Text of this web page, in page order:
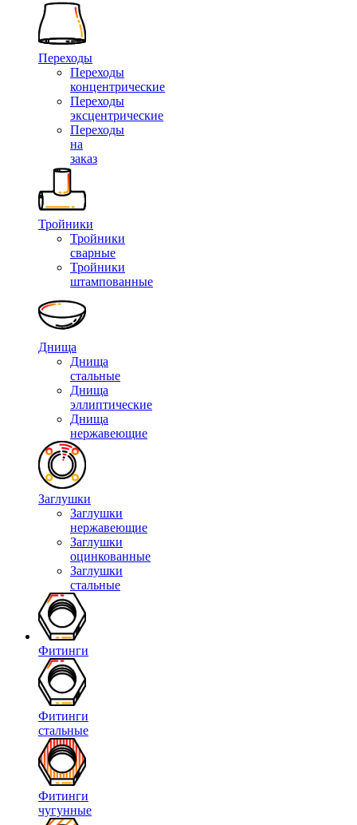
Переходы
Переходы
концентрические
Переходы
эксцентрические
Переходы
на
заказ
Тройники
Тройники
сварные
Тройники
штампованные
Днища
Днища
стальные
Днища
эллиптические
Днища
нержавеющие
Заглушки
Заглушки
нержавеющие
Заглушки
оцинкованные
Заглушки
стальные
Фитинги
Фитинги
стальные
Фитинги
чугунные